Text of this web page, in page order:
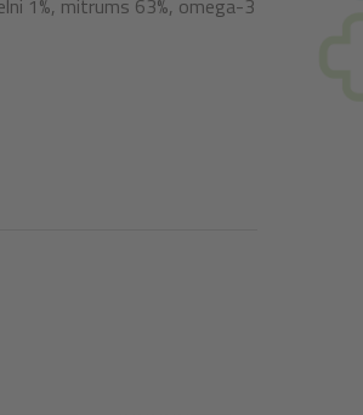
1%, mitrums 63%, omega-3